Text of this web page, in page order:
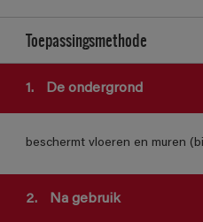
Toepassingsmethode
1. De ondergrond
beschermt vloeren en muren
2. Na gebruik